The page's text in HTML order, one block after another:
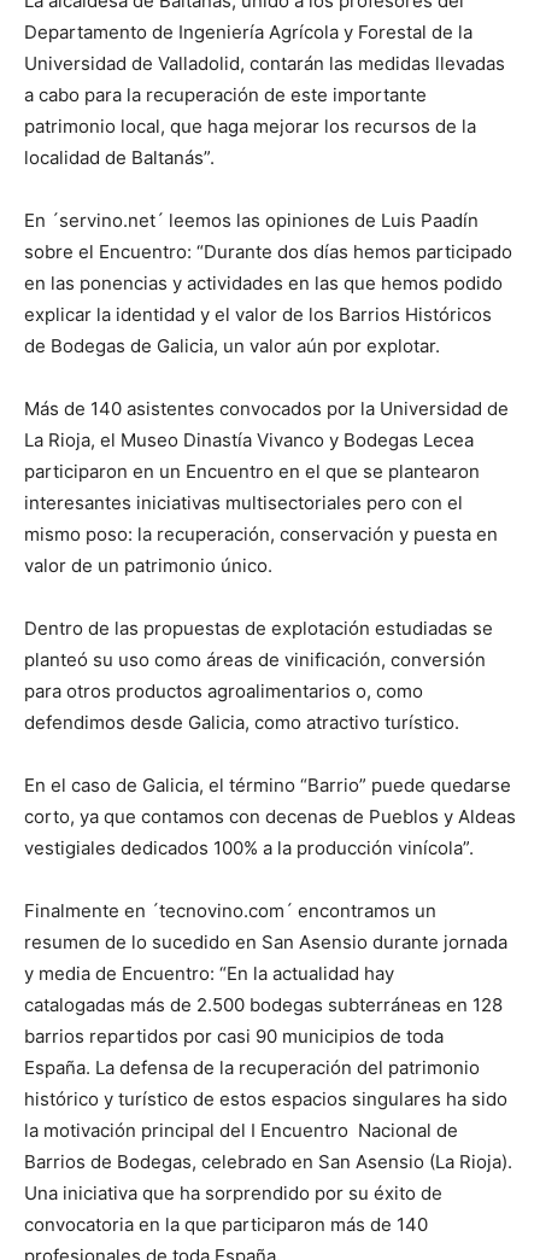
Departamento de Ingeniería Agrícola y Forestal de la
Universidad de Valladolid, contarán las medidas llevadas
a cabo para la recuperación de este importante
patrimonio local, que haga mejorar los recursos de la
localidad de Baltanás”.
En ´servino.net´ leemos las opiniones de Luis Paadín
sobre el Encuentro: “Durante dos días hemos participado
en las ponencias y actividades en las que hemos podido
explicar la identidad y el valor de los Barrios Históricos
de Bodegas de Galicia, un valor aún por explotar.
Más de 140 asistentes convocados por la Universidad de
La Rioja, el Museo Dinastía Vivanco y Bodegas Lecea
participaron en un Encuentro en el que se plantearon
interesantes iniciativas multisectoriales pero con el
mismo poso: la recuperación, conservación y puesta en
valor de un patrimonio único.
Dentro de las propuestas de explotación estudiadas se
planteó su uso como áreas de vinificación, conversión
para otros productos agroalimentarios o, como
defendimos desde Galicia, como atractivo turístico.
En el caso de Galicia, el término “Barrio” puede quedarse
corto, ya que contamos con decenas de Pueblos y Aldeas
vestigiales dedicados 100% a la producción vinícola”.
Finalmente en ´tecnovino.com´ encontramos un
resumen de lo sucedido en San Asensio durante jornada
y media de Encuentro: “En la actualidad hay
catalogadas más de 2.500 bodegas subterráneas en 128
barrios repartidos por casi 90 municipios de toda
España. La defensa de la recuperación del patrimonio
histórico y turístico de estos espacios singulares ha sido
la motivación principal del I Encuentro Nacional de
Barrios de Bodegas, celebrado en San Asensio (La Rioja).
Una iniciativa que ha sorprendido por su éxito de
convocatoria en la que participaron más de 140